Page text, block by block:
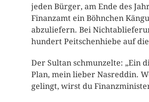
jeden Bürger, am Ende des
Finanzamt ein Böhnchen
abzuliefern. Bei
hundert Peitschenhiebe auf
Der Sultan schmunzelte: „Ein
Plan, mein lieber Nasreddin.
gelingt, wirst du